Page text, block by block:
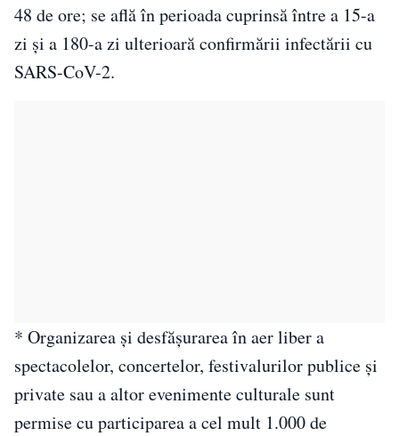
48 de ore; se află în perioada cuprinsă între a 15-a
zi şi a 180-a zi ulterioară confirmării infectării cu
SARS-CoV-2.
* Organizarea şi desfăşurarea în aer liber a
spectacolelor, concertelor, festivalurilor publice şi
private sau a altor evenimente culturale sunt
permise cu participarea a cel mult 1.000 de